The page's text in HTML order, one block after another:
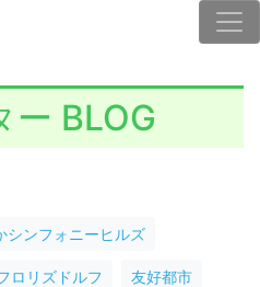
ー BLOG
シンフォニーヒルズ
ロリズドルフ 友好都市